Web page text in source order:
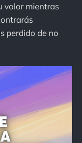
valor mientras
perdido de no